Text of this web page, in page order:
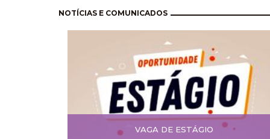
NOTÍCIAS E COMUNICADOS
VAGA DE ESTÁGIO
Pagination